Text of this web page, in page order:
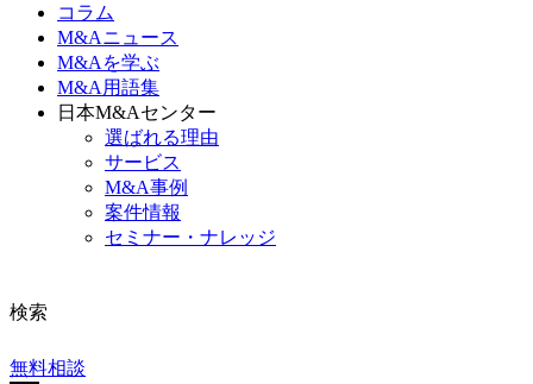
コラム
M&Aニュース
M&Aを学ぶ
M&A用語集
日本M&Aセンター
選ばれる理由
サービス
M&A事例
案件情報
セミナー・ナレッジ
検索
無料相談